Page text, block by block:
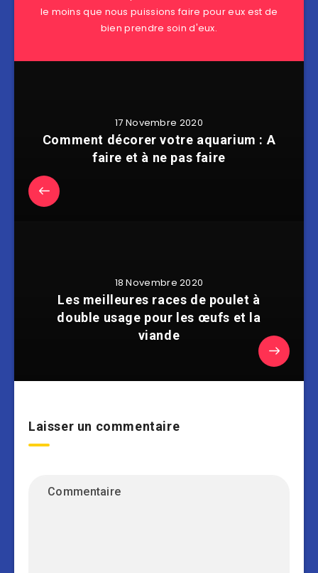
le moins que nous puissions faire pour eux est de
bien prendre soin d'eux.
17 Novembre 2020
Comment décorer votre aquarium : A
faire et à ne pas faire
18 Novembre 2020
Les meilleures races de poulet à
double usage pour les œufs et la
viande
Laisser un commentaire